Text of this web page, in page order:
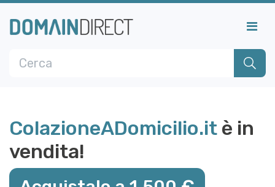
ColazioneADomicilio.it è in
vendita!